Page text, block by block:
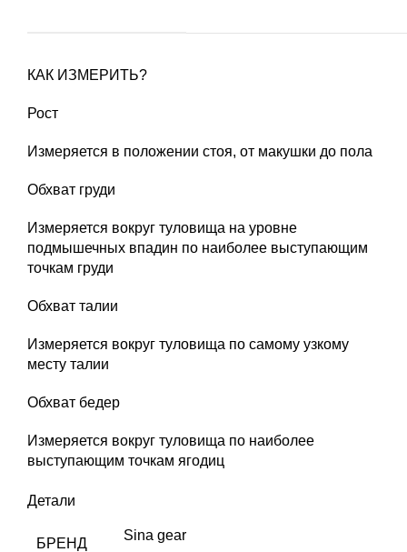
КАК ИЗМЕРИТЬ?
Рост
Измеряется в положении стоя, от макушки до пола
Обхват груди
Измеряется вокруг туловища на уровне
подмышечных впадин по наиболее выступающим
точкам груди
Обхват талии
Измеряется вокруг туловища по самому узкому
месту талии
Обхват бедер
Измеряется вокруг туловища по наиболее
выступающим точкам ягодиц
Детали
БРЕНД
Sina gear